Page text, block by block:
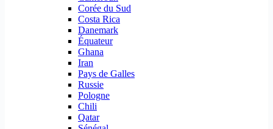
Corée du Sud
Costa Rica
Danemark
Équateur
Ghana
Iran
Pays de Galles
Russie
Pologne
Chili
Qatar